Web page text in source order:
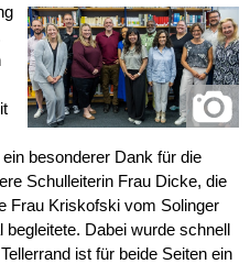
besonderer Dank für die
Schulleiterin Frau Dicke, die
Frau Kriskofski vom Solinger
begleitete. Dabei wurde schnell
ist für beide Seiten ein